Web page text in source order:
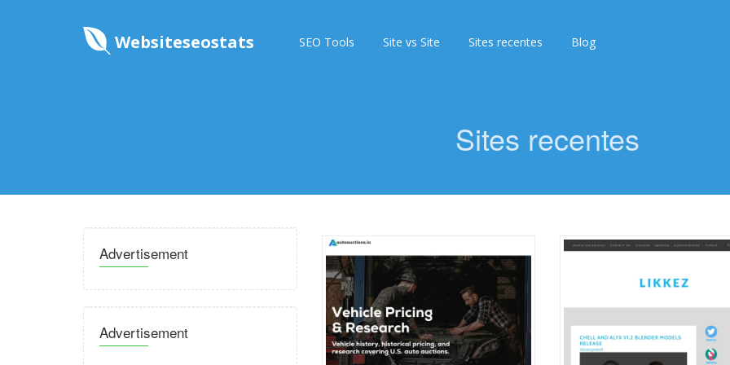
Websiteseostats SEO Tools Site vs Site Sites recentes Blog
Sites recentes
Advertisement
Advertisement